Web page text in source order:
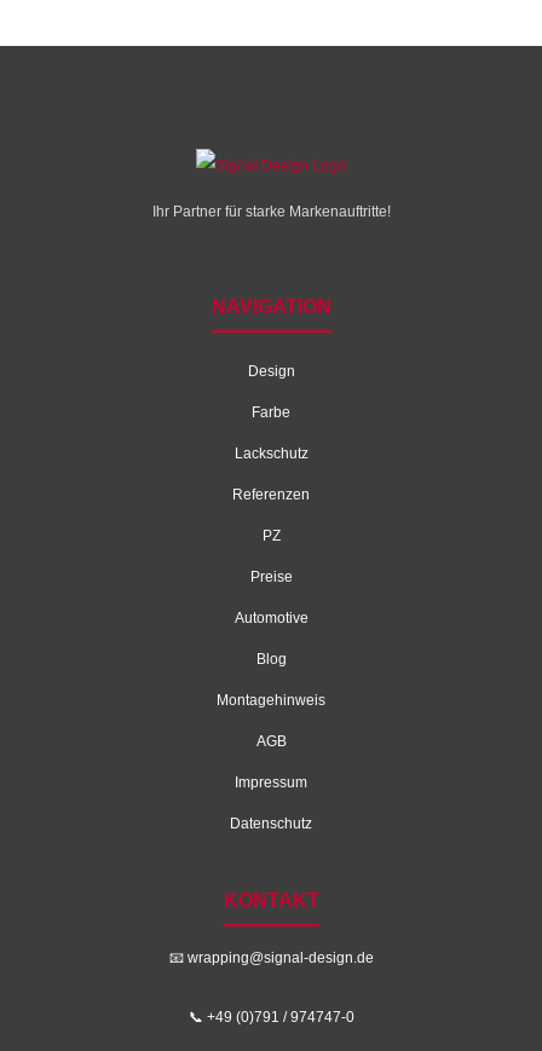
Ihr Partner für starke Markenauftritte!
NAVIGATION
Design
Farbe
Lackschutz
Referenzen
PZ
Preise
Automotive
Blog
Montagehinweis
AGB
Impressum
Datenschutz
KONTAKT
📧 wrapping@signal-design.de
📞 +49 (0)791 / 974747-0